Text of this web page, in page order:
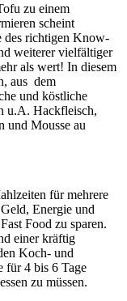
zu einem
scheint
des richtigen Know-
weiterer vielfältiger
als wert! In diesem
aus dem
und köstliche
u.A. Hackfleisch,
und Mousse au
für mehrere
Energie und
Food zu sparen.
einer kräftig
Koch- und
für 4 bis 6 Tage
zu müssen.